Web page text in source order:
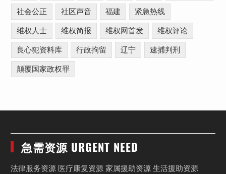
社会公正 社区声音 福建 紧急热线
维权人士 维权简报 维权网首发 维权评论
良心犯资料库 行政拘留 辽宁 逮捕判刑
颠覆国家政权罪
急需资源 URGENT NEED
法律服务资源 医疗康复资源 家属援助资源 生活援助资源